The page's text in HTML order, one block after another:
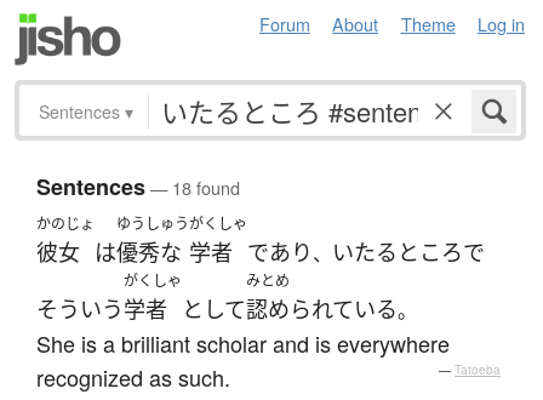
Forum About Theme Log in
Sentences ▾
Sentences— 18 found
かのじょ
彼女 は
ゆうしゅう
優秀な
がくしゃ
学者 であり、 いたるところで
そういう
がくしゃ
学者 として
みとめ
認められている。
She is a brilliant scholar and is everywhere
recognized as such.
— Tatoeba